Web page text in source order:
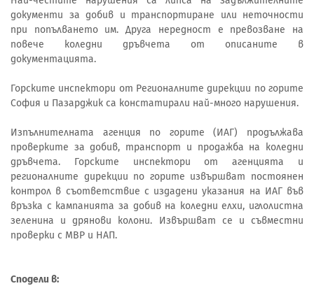
документи за добив и транспортиране или неточности
при попълването им. Друга нередност е превозване на
повече коледни дръвчета от описаните в
документацията.
Горските инспектори от Регионалните дирекции по горите
София и Пазарджик са констатирали най-много нарушения.
Изпълнителната агенция по горите (ИАГ) продължава
проверките за добив, транспорт и продажба на коледни
дръвчета. Горските инспектори от агенцията и
регионалните дирекции по горите извършват постоянен
контрол в съответствие с издадени указания на ИАГ във
връзка с кампанията за добив на коледни елхи, иглолистна
зеленина и дрянови колони. Извършват се и съвместни
проверки с МВР и НАП.
Сподели в: